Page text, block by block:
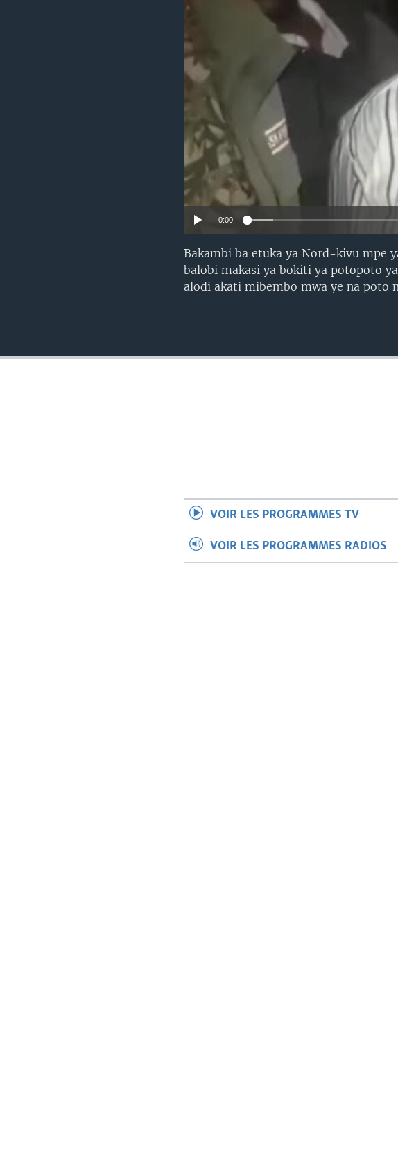
0:00
Bakambi ba etuka ya Nord-kivu mpe
balobi makasi ya bokiti ya potopoto
alodi akati mibembo mwa ye na poto
VOIR LES PROGRAMMES TV
VOIR LES PROGRAMMES RADIOS